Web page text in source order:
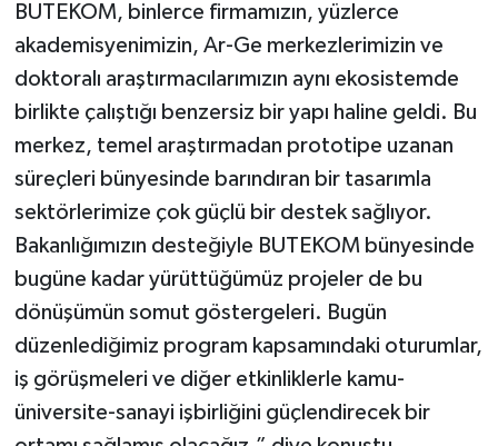
BUTEKOM, binlerce firmamızın, yüzlerce
akademisyenimizin, Ar-Ge merkezlerimizin ve
doktoralı araştırmacılarımızın aynı ekosistemde
birlikte çalıştığı benzersiz bir yapı haline geldi. Bu
merkez, temel araştırmadan prototipe uzanan
süreçleri bünyesinde barındıran bir tasarımla
sektörlerimize çok güçlü bir destek sağlıyor.
Bakanlığımızın desteğiyle BUTEKOM bünyesinde
bugüne kadar yürüttüğümüz projeler de bu
dönüşümün somut göstergeleri. Bugün
düzenlediğimiz program kapsamındaki oturumlar,
iş görüşmeleri ve diğer etkinliklerle kamu-
üniversite-sanayi işbirliğini güçlendirecek bir